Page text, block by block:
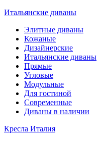
Итальянские диваны
Элитные диваны
Кожаные
Дизайнерские
Итальянские диваны
Прямые
Угловые
Модульные
Для гостиной
Современные
Диваны в наличии
Кресла Италия